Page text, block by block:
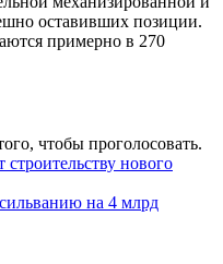
оставивших позиции.
примерно в 270
чтобы проголосовать.
нового
на 4 млрд